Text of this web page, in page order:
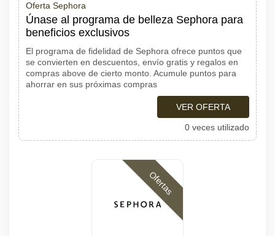
Oferta Sephora
Únase al programa de belleza Sephora para
beneficios exclusivos
El programa de fidelidad de Sephora ofrece puntos que
se convierten en descuentos, envío gratis y regalos en
compras above de cierto monto. Acumule puntos para
ahorrar en sus próximas compras
VER OFERTA
0 veces utilizado
Ofertas